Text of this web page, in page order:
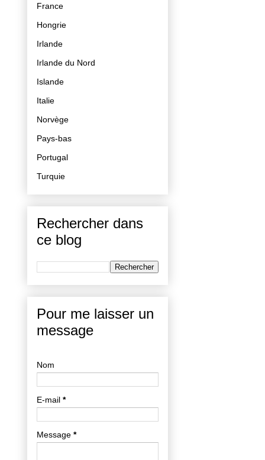
France
Hongrie
Irlande
Irlande du Nord
Islande
Italie
Norvège
Pays-bas
Portugal
Turquie
Rechercher dans
ce blog
Pour me laisser un
message
Nom
E-mail *
Message *